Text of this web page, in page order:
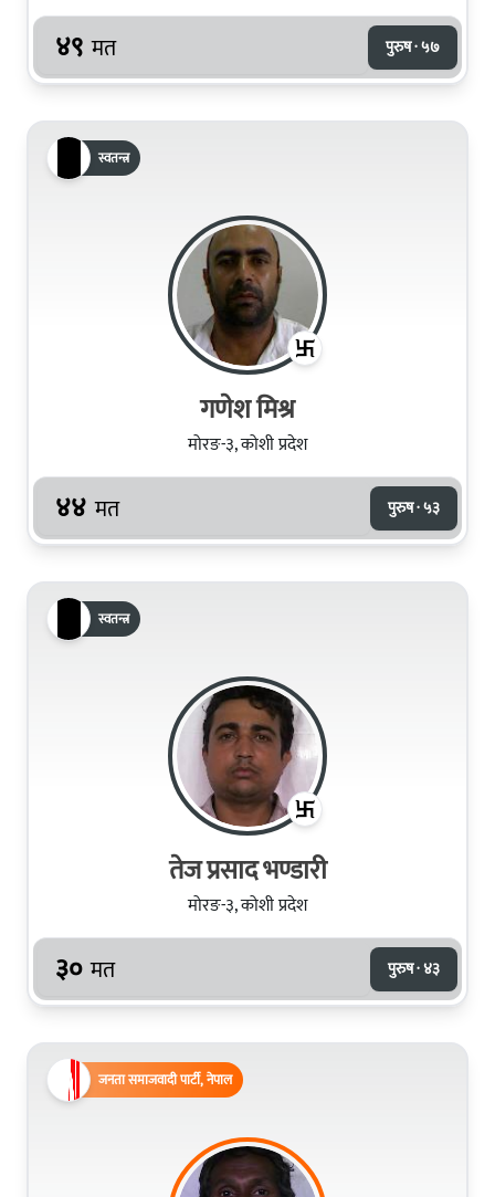
४९ मत पुरुष · ५७
स्वतन्त्र
गणेश मिश्र
मोरङ-३, कोशी प्रदेश
४४ मत पुरुष · ५३
स्वतन्त्र
तेज प्रसाद भण्डारी
मोरङ-३, कोशी प्रदेश
३० मत पुरुष · ४३
जनता समाजवादी पार्टी, नेपाल